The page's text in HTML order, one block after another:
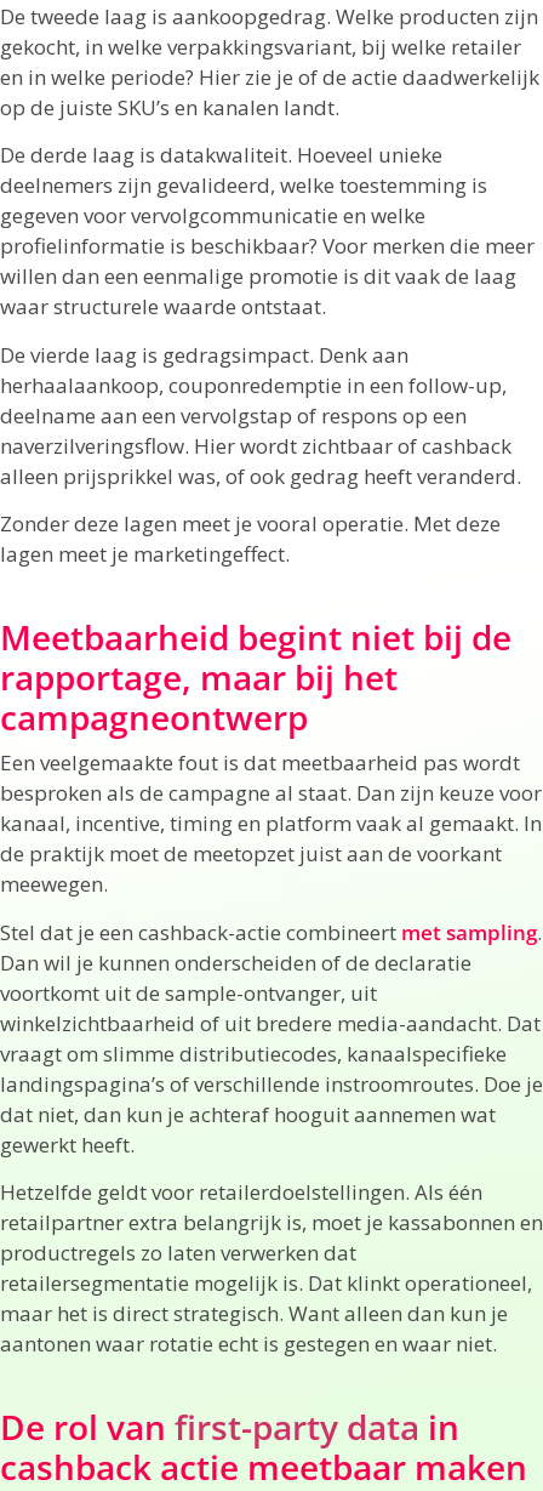
De tweede laag is aankoopgedrag. Welke producten zijn
gekocht, in welke verpakkingsvariant, bij welke retailer
en in welke periode? Hier zie je of de actie daadwerkelijk
op de juiste SKU’s en kanalen landt.
De derde laag is datakwaliteit. Hoeveel unieke
deelnemers zijn gevalideerd, welke toestemming is
gegeven voor vervolgcommunicatie en welke
profielinformatie is beschikbaar? Voor merken die meer
willen dan een eenmalige promotie is dit vaak de laag
waar structurele waarde ontstaat.
De vierde laag is gedragsimpact. Denk aan
herhaalaankoop, couponredemptie in een follow-up,
deelname aan een vervolgstap of respons op een
naverzilveringsflow. Hier wordt zichtbaar of cashback
alleen prijsprikkel was, of ook gedrag heeft veranderd.
Zonder deze lagen meet je vooral operatie. Met deze
lagen meet je marketingeffect.
Meetbaarheid begint niet bij de
rapportage, maar bij het
campagneontwerp
Een veelgemaakte fout is dat meetbaarheid pas wordt
besproken als de campagne al staat. Dan zijn keuze voor
kanaal, incentive, timing en platform vaak al gemaakt. In
de praktijk moet de meetopzet juist aan de voorkant
meewegen.
Stel dat je een cashback-actie combineert met sampling.
Dan wil je kunnen onderscheiden of de declaratie
voortkomt uit de sample-ontvanger, uit
winkelzichtbaarheid of uit bredere media-aandacht. Dat
vraagt om slimme distributiecodes, kanaalspecifieke
landingspagina’s of verschillende instroomroutes. Doe je
dat niet, dan kun je achteraf hooguit aannemen wat
gewerkt heeft.
Hetzelfde geldt voor retailerdoelstellingen. Als één
retailpartner extra belangrijk is, moet je kassabonnen en
productregels zo laten verwerken dat
retailersegmentatie mogelijk is. Dat klinkt operationeel,
maar het is direct strategisch. Want alleen dan kun je
aantonen waar rotatie echt is gestegen en waar niet.
De rol van first-party data in
cashback actie meetbaar maken